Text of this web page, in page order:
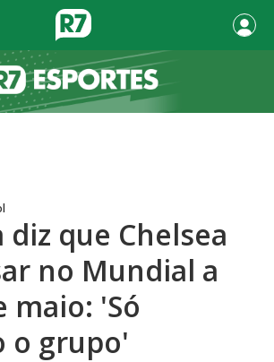
diz que Chelsea
no Mundial a
maio: 'Só
o grupo'